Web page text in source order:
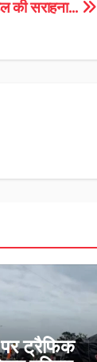
की सराहना…
पर ट्रैफिक